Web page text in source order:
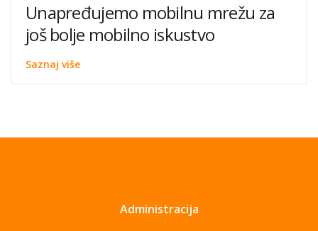
Unapređujemo mobilnu mrežu za
još bolje mobilno iskustvo
Saznaj više
Administracija